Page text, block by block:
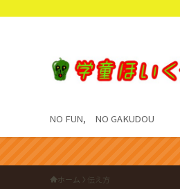
NO FUN, NO GAKUDOU
ホーム 伝え方